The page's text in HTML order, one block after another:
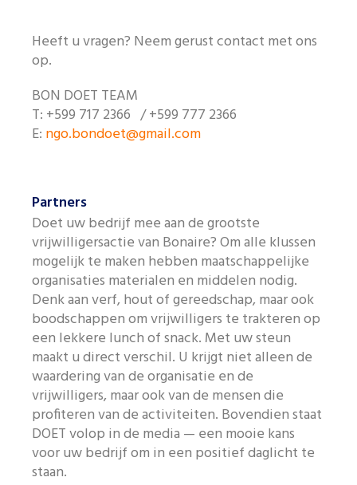
Heeft u vragen? Neem gerust contact met ons
op.
BON DOET TEAM
T: +599 717 2366 / +599 777 2366
E: ngo.bondoet@gmail.com
Partners
Doet uw bedrijf mee aan de grootste
vrijwilligersactie van Bonaire? Om alle klussen
mogelijk te maken hebben maatschappelijke
organisaties materialen en middelen nodig.
Denk aan verf, hout of gereedschap, maar ook
boodschappen om vrijwilligers te trakteren op
een lekkere lunch of snack. Met uw steun
maakt u direct verschil. U krijgt niet alleen de
waardering van de organisatie en de
vrijwilligers, maar ook van de mensen die
profiteren van de activiteiten. Bovendien staat
DOET volop in de media — een mooie kans
voor uw bedrijf om in een positief daglicht te
staan.